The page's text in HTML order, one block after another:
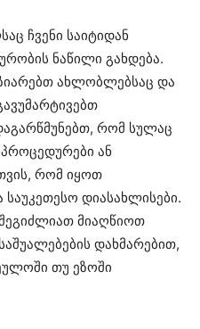
ჩვენი საიტიდან
ნაწილი გახდება.
ახლობლებსაც და
რომ სულაც
ან
რომ იყოთ
დიასახლისები.
მიაღწიოთ
დახმარებით,
თუ ეზოში